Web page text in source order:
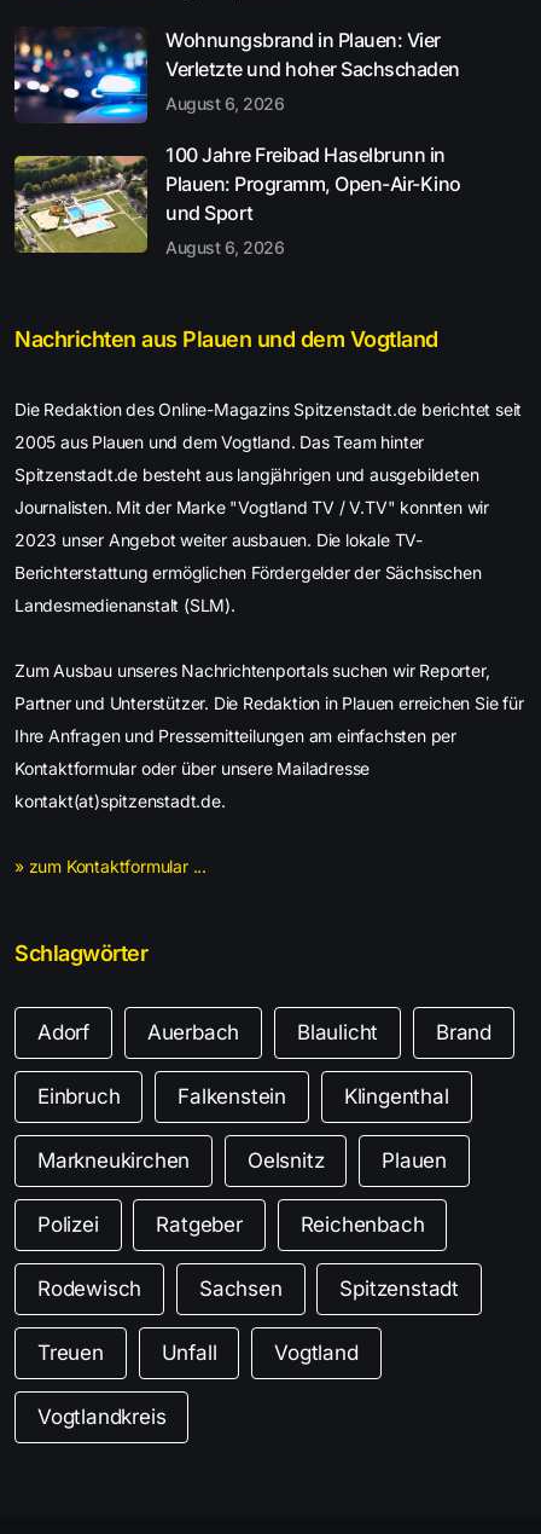
Wohnungsbrand in Plauen: Vier
Verletzte und hoher Sachschaden
August 6, 2026
100 Jahre Freibad Haselbrunn in
Plauen: Programm, Open-Air-Kino
und Sport
August 6, 2026
Nachrichten aus Plauen und dem Vogtland
Die Redaktion des Online-Magazins Spitzenstadt.de berichtet seit
2005 aus Plauen und dem Vogtland. Das Team hinter
Spitzenstadt.de besteht aus langjährigen und ausgebildeten
Journalisten. Mit der Marke "Vogtland TV / V.TV" konnten wir
2023 unser Angebot weiter ausbauen. Die lokale TV-
Berichterstattung ermöglichen Fördergelder der Sächsischen
Landesmedienanstalt (SLM).
Zum Ausbau unseres Nachrichtenportals suchen wir Reporter,
Partner und Unterstützer. Die Redaktion in Plauen erreichen Sie für
Ihre Anfragen und Pressemitteilungen am einfachsten per
Kontaktformular oder über unsere Mailadresse
kontakt(at)spitzenstadt.de.
» zum Kontaktformular ...
Schlagwörter
Adorf Auerbach Blaulicht Brand
Einbruch Falkenstein Klingenthal
Markneukirchen Oelsnitz Plauen
Polizei Ratgeber Reichenbach
Rodewisch Sachsen Spitzenstadt
Treuen Unfall Vogtland
Vogtlandkreis